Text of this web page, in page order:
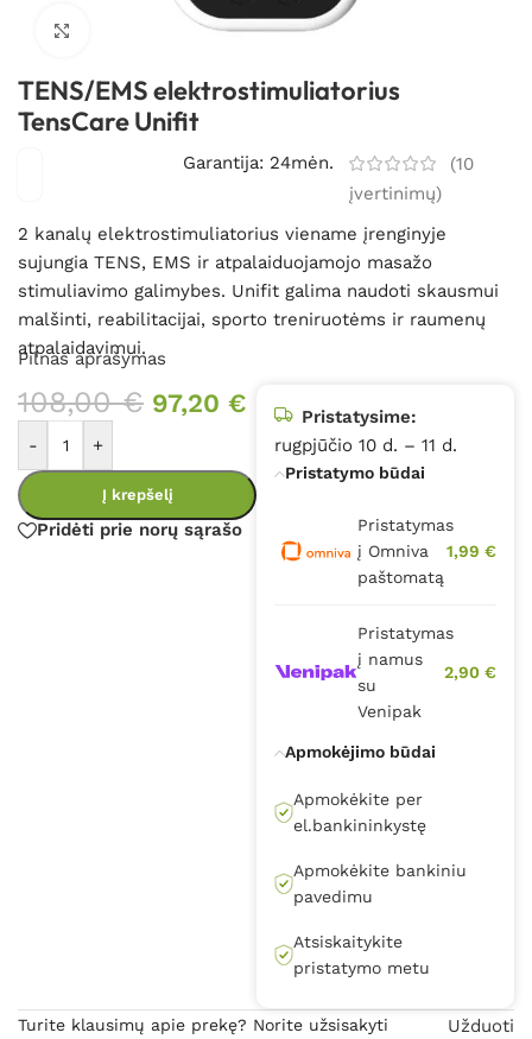
Spustelėkite, kad padidintumėte
TENS/EMS elektrostimuliatorius
TensCare Unifit
Garantija: 24mėn. (10
įvertinimų)
2 kanalų elektrostimuliatorius viename įrenginyje
sujungia TENS, EMS ir atpalaiduojamojo masažo
stimuliavimo galimybes. Unifit galima naudoti skausmui
malšinti, reabilitacijai, sporto treniruotėms ir raumenų
atpalaidavimui.
Pilnas aprašymas
108,00€ 97,20 €
- +
Į krepšelį
Pridėti prie norų sąrašo
Pristatysime:
rugpjūčio 10 d. – 11 d.
Pristatymo būdai
Pristatymas
į Omniva
paštomatą
1,99 €
Pristatymas
į namus
su
Venipak
2,90 €
Apmokėjimo būdai
Apmokėkite per
el.bankininkystę
Apmokėkite bankiniu
pavedimu
Atsiskaitykite
pristatymo metu
Turite klausimų apie prekę? Norite užsisakyti
Užduoti